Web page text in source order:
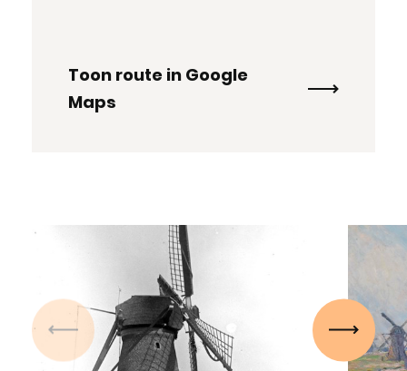
Toon route in Google
Maps
Vorige